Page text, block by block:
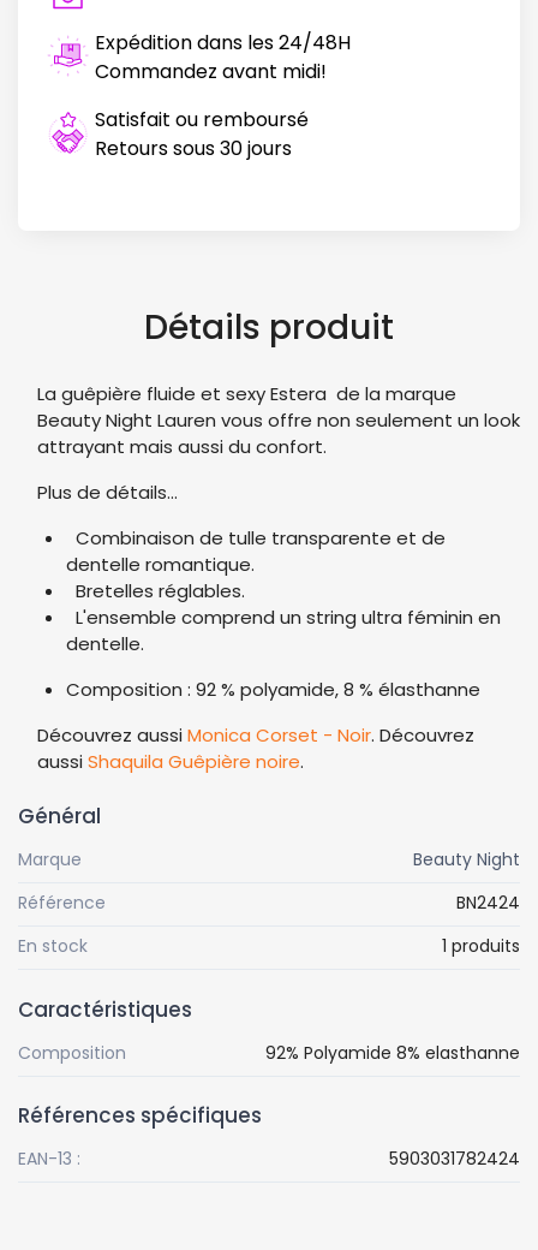
Expédition dans les 24/48H
Commandez avant midi!
Satisfait ou remboursé
Retours sous 30 jours
Détails produit
La guêpière fluide et sexy Estera de la marque
Beauty Night Lauren vous offre non seulement un look
attrayant mais aussi du confort.
Plus de détails...
Combinaison de tulle transparente et de
dentelle romantique.
Bretelles réglables.
L'ensemble comprend un string ultra féminin en
dentelle.
Composition : 92 % polyamide, 8 % élasthanne
Découvrez aussiMonica Corset - Noir. Découvrez
aussiShaquila Guêpière noire.
Général
Marque
Beauty Night
Référence
BN2424
En stock
1 produits
Caractéristiques
Composition 92% Polyamide 8% elasthanne
Références spécifiques
EAN-13 : 5903031782424